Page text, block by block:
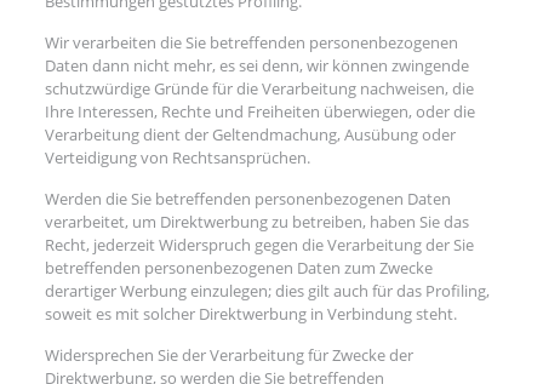
Wir verarbeiten die Sie betreffenden personenbezogenen
Daten dann nicht mehr, es sei denn, wir können zwingende
schutzwürdige Gründe für die Verarbeitung nachweisen, die
Ihre Interessen, Rechte und Freiheiten überwiegen, oder die
Verarbeitung dient der Geltendmachung, Ausübung oder
Verteidigung von Rechtsansprüchen.
Werden die Sie betreffenden personenbezogenen Daten
verarbeitet, um Direktwerbung zu betreiben, haben Sie das
Recht, jederzeit Widerspruch gegen die Verarbeitung der Sie
betreffenden personenbezogenen Daten zum Zwecke
derartiger Werbung einzulegen; dies gilt auch für das Profiling,
soweit es mit solcher Direktwerbung in Verbindung steht.
Widersprechen Sie der Verarbeitung für Zwecke der
Direktwerbung, so werden die Sie betreffenden